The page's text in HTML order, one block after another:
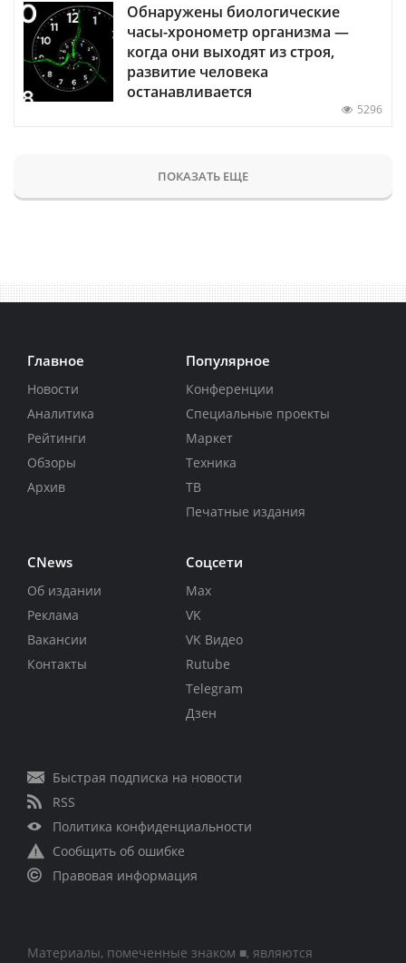
Обнаружены биологические
часы-хронометр организма —
когда они выходят из строя,
развитие человека
останавливается
5296
ПОКАЗАТЬ ЕЩЕ
Главное
Новости
Аналитика
Рейтинги
Обзоры
Архив
Популярное
Конференции
Специальные проекты
Маркет
Техника
ТВ
Печатные издания
CNews
Об издании
Реклама
Вакансии
Контакты
Соцсети
Max
VK
VK Видео
Rutube
Telegram
Дзен
Быстрая подписка на новости
RSS
Политика конфиденциальности
Сообщить об ошибке
Правовая информация
Материалы, помеченные знаком ■, являются